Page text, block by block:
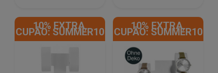
10% EXTRA,
CUPÃO: SUMMER10
10% EXTRA,
CUPÃO: SUMMER10